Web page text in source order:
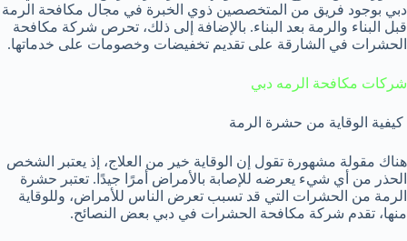
دبي بوجود فريق من المتخصصين ذوي الخبرة في مجال مكافحة الرمة
قبل البناء والرمة بعد البناء. بالإضافة إلى ذلك، تحرص شركة مكافحة
الحشرات في الشارقة على تقديم تخفيضات وخصومات على خدماتها.
شركات مكافحة الرمه دبي
كيفية الوقاية من حشرة الرمة
هناك مقولة مشهورة تقول إن الوقاية خير من العلاج، إذ يعتبر الشخص
الحذر من أي شيء يعرضه للإصابة بالأمراض أمرًا جيدًا. تعتبر حشرة
الرمة من الحشرات التي قد تسبب تعرض الناس للأمراض، وللوقاية
منها، تقدم شركة مكافحة الحشرات في دبي بعض النصائح.